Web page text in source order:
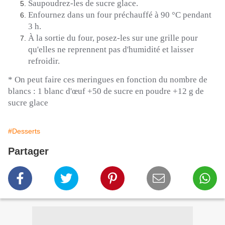
Saupoudrez-les de sucre glace.
Enfournez dans un four préchauffé à 90 °C pendant
3 h.
À la sortie du four, posez-les sur une grille pour
qu'elles ne reprennent pas d'humidité et laisser
refroidir.
* On peut faire ces meringues en fonction du nombre de
blancs : 1 blanc d'œuf +50 de sucre en poudre +12 g de
sucre glace
#Desserts
Partager